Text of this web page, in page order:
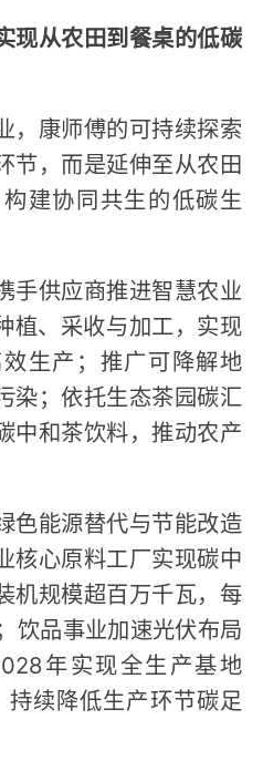
现从农田到餐桌的低碳
，康师傅的可持续探索
节，而是延伸至从农田
建协同共生的低碳生
手供应商推进智慧农业
植、采收与加工，实现
生产；推广可降解地
染；依托生态茶园碳汇
中和茶饮料，推动农产
色能源替代与节能改造
核心原料工厂实现碳中
机规模超百万千瓦，每
饮品事业加速光伏布局
年实现全生产基地
续降低生产环节碳足